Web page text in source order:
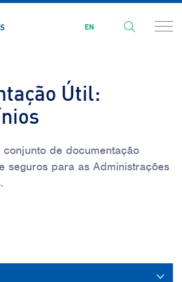
EN
Útil:
conjunto de documentação
seguros para as Administrações